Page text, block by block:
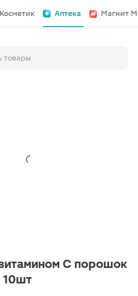
Аптека Магнит
C порошок
10шт